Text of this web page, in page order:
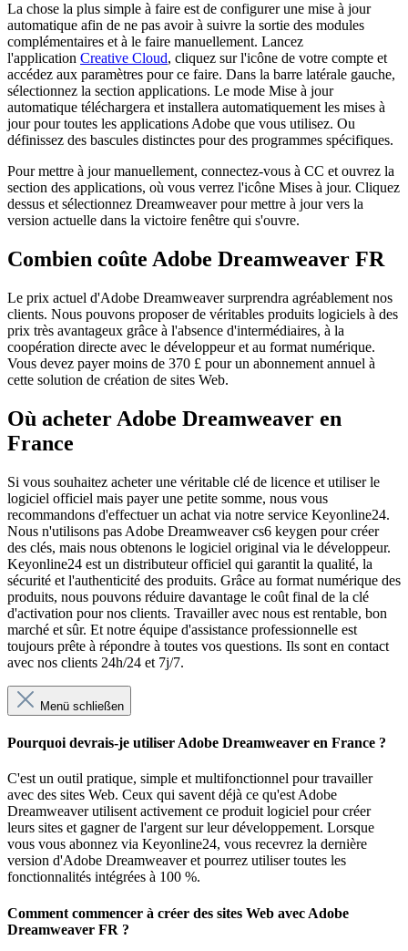
La chose la plus simple à faire est de configurer une mise à jour
automatique afin de ne pas avoir à suivre la sortie des modules
complémentaires et à le faire manuellement. Lancez
l'application Creative Cloud, cliquez sur l'icône de votre compte et
accédez aux paramètres pour ce faire. Dans la barre latérale gauche,
sélectionnez la section applications. Le mode Mise à jour
automatique téléchargera et installera automatiquement les mises à
jour pour toutes les applications Adobe que vous utilisez. Ou
définissez des bascules distinctes pour des programmes spécifiques.
Pour mettre à jour manuellement, connectez-vous à CC et ouvrez la
section des applications, où vous verrez l'icône Mises à jour. Cliquez
dessus et sélectionnez Dreamweaver pour mettre à jour vers la
version actuelle dans la victoire fenêtre qui s'ouvre.
Combien coûte Adobe Dreamweaver FR
Le prix actuel d'Adobe Dreamweaver surprendra agréablement nos
clients. Nous pouvons proposer de véritables produits logiciels à des
prix très avantageux grâce à l'absence d'intermédiaires, à la
coopération directe avec le développeur et au format numérique.
Vous devez payer moins de 370 £ pour un abonnement annuel à
cette solution de création de sites Web.
Où acheter Adobe Dreamweaver en
France
Si vous souhaitez acheter une véritable clé de licence et utiliser le
logiciel officiel mais payer une petite somme, nous vous
recommandons d'effectuer un achat via notre service Keyonline24.
Nous n'utilisons pas Adobe Dreamweaver cs6 keygen pour créer
des clés, mais nous obtenons le logiciel original via le développeur.
Keyonline24 est un distributeur officiel qui garantit la qualité, la
sécurité et l'authenticité des produits. Grâce au format numérique des
produits, nous pouvons réduire davantage le coût final de la clé
d'activation pour nos clients. Travailler avec nous est rentable, bon
marché et sûr. Et notre équipe d'assistance professionnelle est
toujours prête à répondre à toutes vos questions. Ils sont en contact
avec nos clients 24h/24 et 7j/7.
Menü schließen
Pourquoi devrais-je utiliser Adobe Dreamweaver en France ?
C'est un outil pratique, simple et multifonctionnel pour travailler
avec des sites Web. Ceux qui savent déjà ce qu'est Adobe
Dreamweaver utilisent activement ce produit logiciel pour créer
leurs sites et gagner de l'argent sur leur développement. Lorsque
vous vous abonnez via Keyonline24, vous recevrez la dernière
version d'Adobe Dreamweaver et pourrez utiliser toutes les
fonctionnalités intégrées à 100 %.
Comment commencer à créer des sites Web avec Adobe
Dreamweaver FR ?